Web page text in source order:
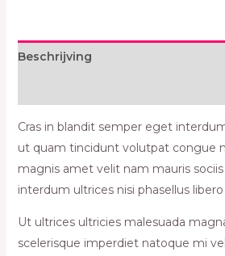
Beschrijving
Cras in blandit semper eget
ut quam tincidunt volutpat congue
magnis amet velit nam mauris
interdum ultrices nisi phasellus
Ut ultrices ultricies malesuada
scelerisque imperdiet natoque mi